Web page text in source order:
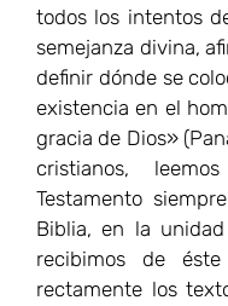
todos los intentos
semejanza divina,
definir dónde se
existencia en el
gracia de Dios»
cristianos,
Testamento
Biblia, en la
recibimos de
rectamente los